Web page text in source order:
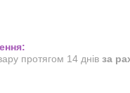
протягом 14 днів за